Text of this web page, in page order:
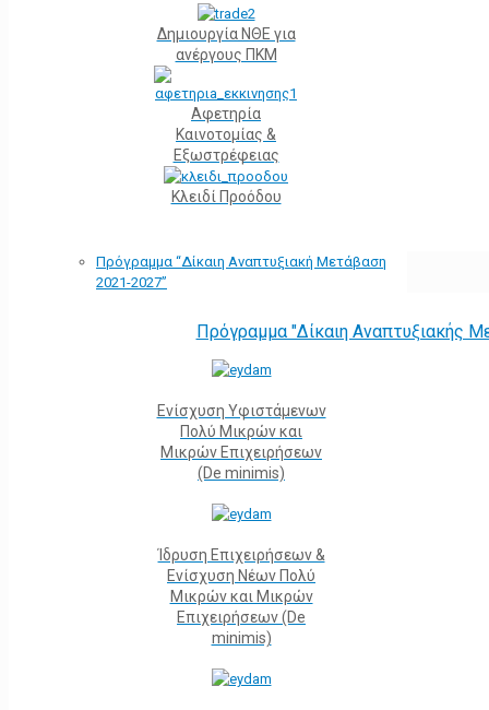
Δημιουργία ΝΘΕ για
ανέργους ΠΚΜ
Αφετηρία
Kαινοτομίας &
Εξωστρέφειας
Κλειδί Προόδου
Πρόγραμμα “Δίκαιη Αναπτυξιακή Μετάβαση
2021-2027”
Πρόγραμμα "Δίκαιη Αναπτυξιακής
Ενίσχυση Υφιστάμενων
Πολύ Μικρών και
Μικρών Επιχειρήσεων
(De minimis)
Ίδρυση Επιχειρήσεων &
Ενίσχυση Νέων Πολύ
Μικρών και Μικρών
Επιχειρήσεων (De
minimis)